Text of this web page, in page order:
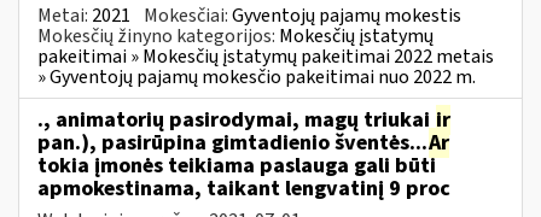
Metai: 2021 Mokesčiai:Gyventojų pajamų mokestis
Mokesčių žinyno kategorijos: Mokesčių įstatymų
pakeitimai » Mokesčių įstatymų pakeitimai 2022 metais
» Gyventojų pajamų mokesčio pakeitimai nuo 2022 m.
., animatorių pasirodymai, magų triukai ir
pan.), pasirūpina gimtadienio šventės...Ar
tokia įmonės teikiama paslauga gali būti
apmokestinama, taikant lengvatinį 9 proc